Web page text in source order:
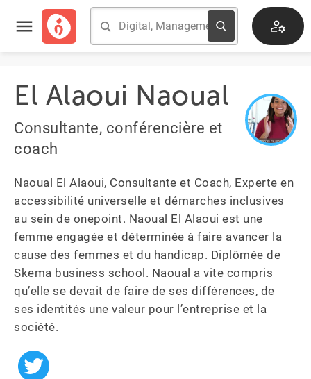
El Alaoui Naoual
Consultante, conférencière et
coach
Naoual El Alaoui, Consultante et Coach, Experte en
accessibilité universelle et démarches inclusives
au sein de onepoint. Naoual El Alaoui est une
femme engagée et déterminée à faire avancer la
cause des femmes et du handicap. Diplômée de
Skema business school. Naoual a vite compris
qu’elle se devait de faire de ses différences, de
ses identités une valeur pour l’entreprise et la
société.